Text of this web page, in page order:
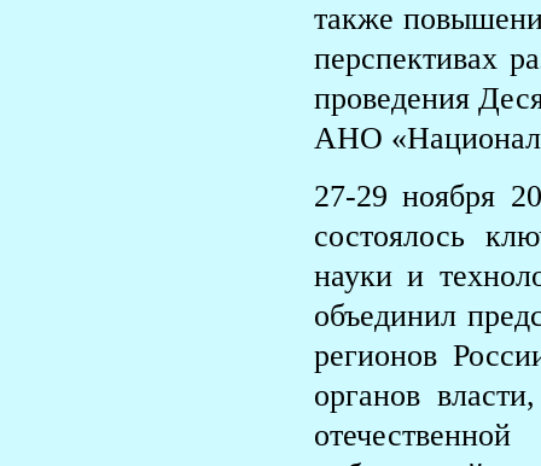
также
перспективах
проведения
АНО
27-29 ноября
состоялось
науки и
объединил
регионов
органов